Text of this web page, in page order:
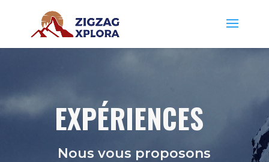
EXPÉRIENCES
Nous vous proposons